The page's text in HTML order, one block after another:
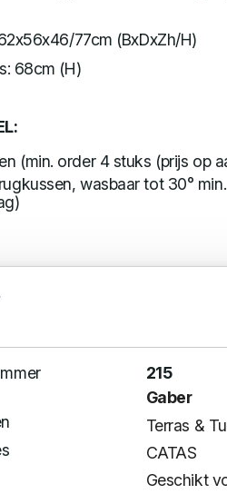
77cm (BxDxZh/H)
68cm (H)
(min. order 4 stuks (prijs op
wasbaar tot 30°
215
Gaber
Terras &
CATAS
Geschikt